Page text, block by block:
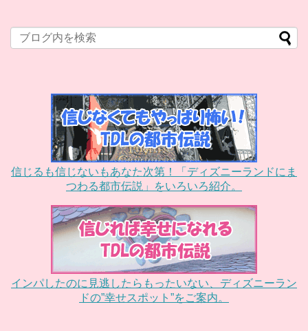
信じるも信じないもあなた次第！「ディズニーランドにま
つわる都市伝説」をいろいろ紹介。
インパしたのに見逃したらもったいない、ディズニーラン
ドの”幸せスポット”をご案内。